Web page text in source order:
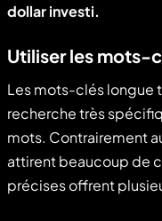
dollar investi.
Utiliser les mots-
Les mots-clés longue
recherche très
mots. Contrairement
attirent beaucoup de
précises offrent